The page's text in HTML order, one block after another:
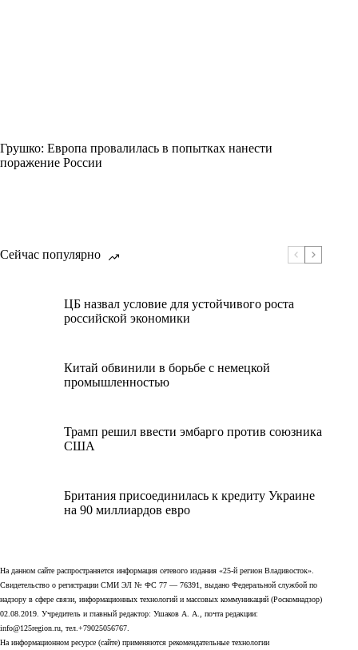
Грушко: Европа провалилась в попытках нанести
поражение России
Сейчас популярно
ЦБ назвал условие для устойчивого роста
российской экономики
Китай обвинили в борьбе с немецкой
промышленностью
Трамп решил ввести эмбарго против союзника
США
Британия присоединилась к кредиту Украине
на 90 миллиардов евро
На данном сайте распространяется информация сетевого издания «25-й регион Владивосток».
Свидетельство о регистрации СМИ ЭЛ № ФС 77 — 76391, выдано Федеральной службой по
надзору в сфере связи, информационных технологий и массовых коммуникаций (Роскомнадзор)
02.08.2019. Учредитель и главный редактор: Ушаков А. А., почта редакции:
info@125region.ru, тел.+79025056767.
На информационном ресурсе (сайте) применяются рекомендательные технологии